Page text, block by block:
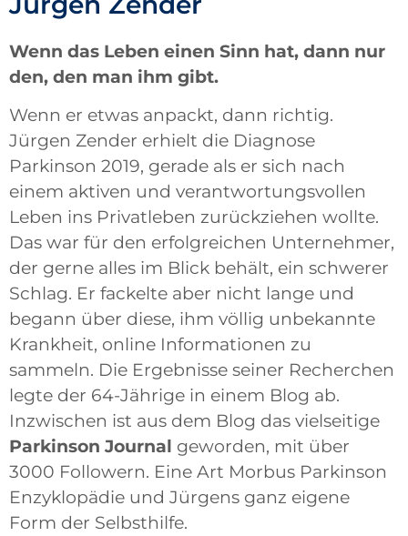
Wenn das Leben einen Sinn hat, dann nur
den, den man ihm gibt.
Wenn er etwas anpackt, dann richtig.
Jürgen Zender erhielt die Diagnose
Parkinson 2019, gerade als er sich nach
einem aktiven und verantwortungsvollen
Leben ins Privatleben zurückziehen wollte.
Das war für den erfolgreichen Unternehmer,
der gerne alles im Blick behält, ein schwerer
Schlag. Er fackelte aber nicht lange und
begann über diese, ihm völlig unbekannte
Krankheit, online Informationen zu
sammeln. Die Ergebnisse seiner Recherchen
legte der 64-Jährige in einem Blog ab.
Inzwischen ist aus dem Blog das vielseitige
Parkinson Journal geworden, mit über
3000 Followern. Eine Art Morbus Parkinson
Enzyklopädie und Jürgens ganz eigene
Form der Selbsthilfe.